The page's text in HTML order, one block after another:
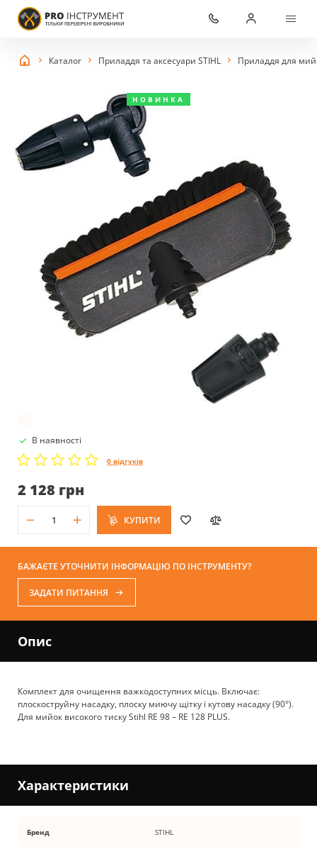
Каталог Приладдя та аксесуари STIHL Приладдя для
НОВИНКА
В наявності
0 відгуків
2 128 грн
КУПИТИ
БАЖАЄТЕ УТОЧНИТИ ІНФОРМАЦІЮ ПО ІНСТРУМЕНТУ?
ЗАДАТИ ПИТАННЯ
Опис
Комплект для очищення важкодоступних місць. Включає:
плоскоструйну насадку, плоску миючу щітку і кутову насадку (90°).
Для мийок високого тиску Stihl RE 98 – RE 128 PLUS.
Характеристики
Бренд STIHL